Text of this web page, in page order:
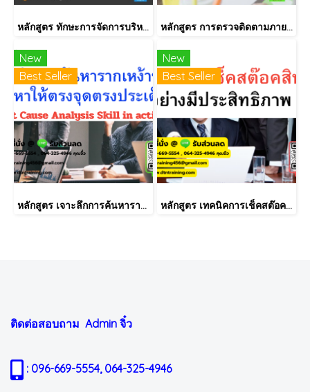
หลักสูตร ทักษะการจัดการบริหารงานประจำวัน สำหรับหัวหน้างานโรงงาน (Daily Management for Supervisor) หลักสูตร การตรวจติดตามภายใน INTERNAL AUDIT ISO9001:2015
New
Best Seller
หลักสูตร เจาะลึกการค้นหารากเหง้าของปัญหาให้ตรงจุดตรงประเด็น (Root Cause Analysis Skill in action)
New
Best Seller
หลักสูตร เทคนิคการเช็คสต๊อคสินค้าอย่างมีประสิทธิภาพ
ติดต่อสอบถาม Admin จิ๋ว
: 096-669-5554, 064-325-4946